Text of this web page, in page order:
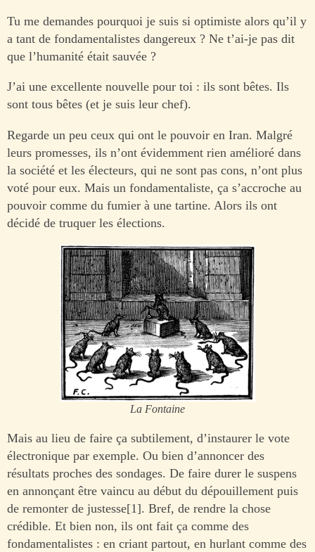
Tu me demandes pourquoi je suis si optimiste alors qu’il y
a tant de fondamentalistes dangereux ? Ne t’ai-je pas dit
que l’humanité était sauvée ?
J’ai une excellente nouvelle pour toi : ils sont bêtes. Ils
sont tous bêtes (et je suis leur chef).
Regarde un peu ceux qui ont le pouvoir en Iran. Malgré
leurs promesses, ils n’ont évidemment rien amélioré dans
la société et les électeurs, qui ne sont pas cons, n’ont plus
voté pour eux. Mais un fondamentaliste, ça s’accroche au
pouvoir comme du fumier à une tartine. Alors ils ont
décidé de truquer les élections.
La Fontaine
Mais au lieu de faire ça subtilement, d’instaurer le vote
électronique par exemple. Ou bien d’annoncer des
résultats proches des sondages. De faire durer le suspens
en annonçant être vaincu au début du dépouillement puis
de remonter de justesse[1]. Bref, de rendre la chose
crédible. Et bien non, ils ont fait ça comme des
fondamentalistes : en criant partout, en hurlant comme des